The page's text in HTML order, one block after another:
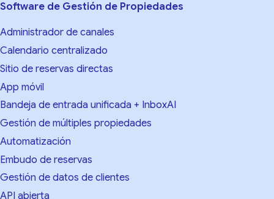
Software de Gestión de Propiedades
Administrador de canales
Calendario centralizado
Sitio de reservas directas
App móvil
Bandeja de entrada unificada + InboxAI
Gestión de múltiples propiedades
Automatización
Embudo de reservas
Gestión de datos de clientes
API abierta